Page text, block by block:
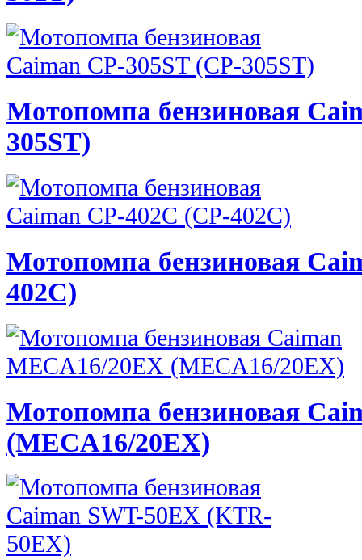
Мотопомпа бензиновая
305ST)
Мотопомпа бензиновая
402C)
Мотопомпа бензиновая
(MECA16/20EX)